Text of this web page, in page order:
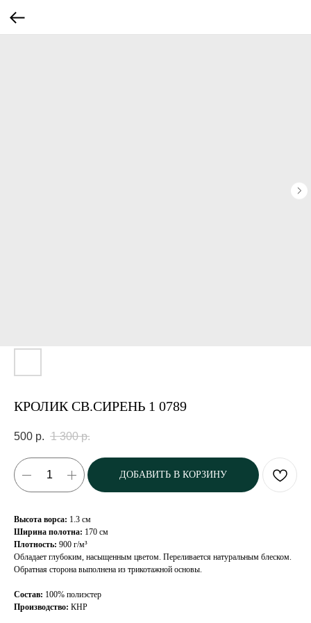
КРОЛИК СВ.СИРЕНЬ 1 0789
500 р. 1 300 р.
ДОБАВИТЬ В КОРЗИНУ
Высота ворса: 1.3 см
Ширина полотна: 170 см
Плотность: 900 г/м³
Обладает глубоким, насыщенным цветом. Переливается натуральным блеском.
Обратная сторона выполнена из трикотажной основы.
Состав: 100% полиэстер
Производство: КНР